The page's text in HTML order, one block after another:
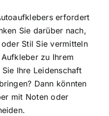
erfordert
Sie darüber nach,
Stil Sie vermitteln
zu Ihrem
Ihre Leidenschaft
Dann könnten
mit Noten oder